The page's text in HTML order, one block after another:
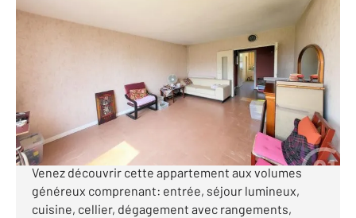
91,74 m , 5 pièces
Appartement F5 à vendre
193 000 €
Aux pieds des commerces, dans une résidence
fermée, récemment isolée par l'extérieur et ravalée.
Venez découvrir cette appartement aux volumes
généreux comprenant: entrée, séjour lumineux,
cuisine, cellier, dégagement avec rangements,